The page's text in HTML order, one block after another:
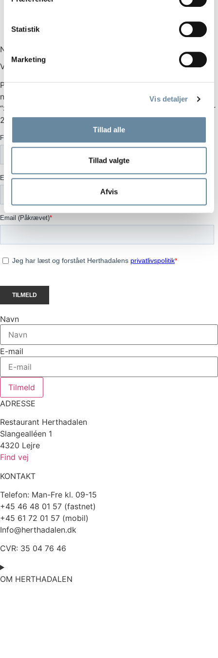
Statistik
Marketing
Vis detaljer
Tillad alle
Tillad valgte
Afvis
Nyhedsbrev
VEN AF SKOVEN/
Psst… Bliv ven af skoven. Tilmeld vores månedlige
nyhedsbrev. Hver måned trækker vi lod iblandt
“Skovkøkkenets Venner” om en betalt middag i skoven for
2 personer.Gavekortet har en værdi á kr. 1.000,-
Navn
E-mail
Tilmeld
ADRESSE
Restaurant Herthadalen
Slangealléen 1
4320 Lejre
Find vej
KONTAKT
Telefon: Man-Fre kl. 09-15
+45 46 48 01 57 (fastnet)
+45 61 72 01 57 (mobil)
Info@herthadalen.dk
CVR: 35 04 76 46
OM HERTHADALEN